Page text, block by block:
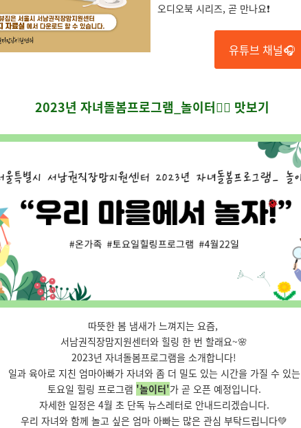
오디오북 시리즈, 곧 만나요❗
유튜브 채널🎧
2023년 자녀돌봄프로그램_놀이터🤹‍♀️ 맛보기
따뜻한 봄 냄새가 느껴지는 요즘,
서남권직장맘지원센터와 힐링 한 번 할래요~🌸
2023년 자녀돌봄프로그램을 소개합니다!
일과 육아로 지친 엄마아빠가 자녀와 좀 더 밀도 있는 시간을 가질 수 있는
토요일 힐링 프로그램 '놀이터'가 곧 오픈 예정입니다.
자세한 일정은 4월 초 단독 뉴스레터로 안내드리겠습니다.
우리 자녀와 함께 놀고 싶은 엄마 아빠는 많은 관심 부탁드립니다💚